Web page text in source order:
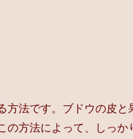
方法です。ブドウの皮と
の方法によって、しっか